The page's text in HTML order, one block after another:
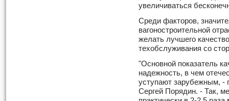
увеличиваться
Среди факторов,
вагоностроительной
желать лучшего
техобслуживания со
"Основной показатель
надежность, в чем
уступают зарубежным, -
Сергей Порядин. - Так,